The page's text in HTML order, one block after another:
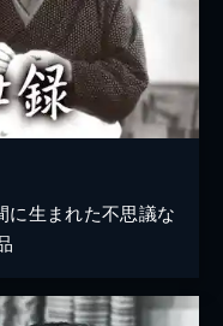
に生まれた不思議な